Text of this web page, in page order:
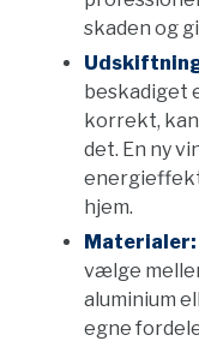
skaden og
beskadiget
korrekt,
det. En ny
hjem.
Materialer:
vælge
aluminium
egne